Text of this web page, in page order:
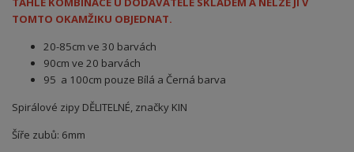
TOMTO OKAMŽIKU OBJEDNAT.
20-85cm ve 30 barvách
90cm ve 20 barvách
95 a 100cm pouze Bílá a Černá barva
Spirálové zipy DĚLITELNÉ, značky KIN
Šíře zubů: 6mm